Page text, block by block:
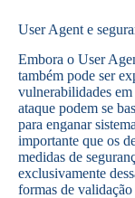
User Agent e
Embora o User
também pode ser
vulnerabilidades
ataque podem se
para enganar
importante que os
medidas de
exclusivamente
formas de validação